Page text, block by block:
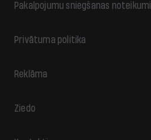
Pakalpojumu sniegšanas noteikumi
Privātuma politika
Reklāma
Ziedo